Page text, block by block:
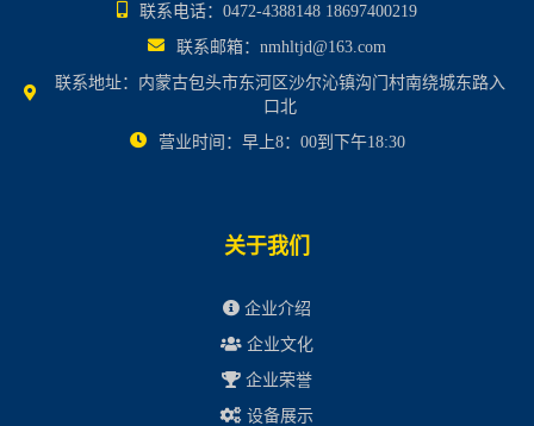
联系电话：0472-4388148 18697400219
联系邮箱：nmhltjd@163.com
联系地址：内蒙古包头市东河区沙尔沁镇沟门村南绕城东路入
口北
营业时间：早上8：00到下午18:30
关于我们
企业介绍
企业文化
企业荣誉
设备展示